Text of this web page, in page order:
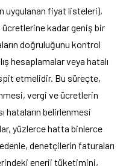
uygulanan fiyat listeleri),
kadar geniş bir
doğruluğunu kontrol
hesaplamalar veya hatalı
etmelidir. Bu süreçte,
vergi ve ücretlerin
hataların belirlenmesi
yüzlerce hatta binlerce
denetçilerin faturaları
enerji tüketimini,